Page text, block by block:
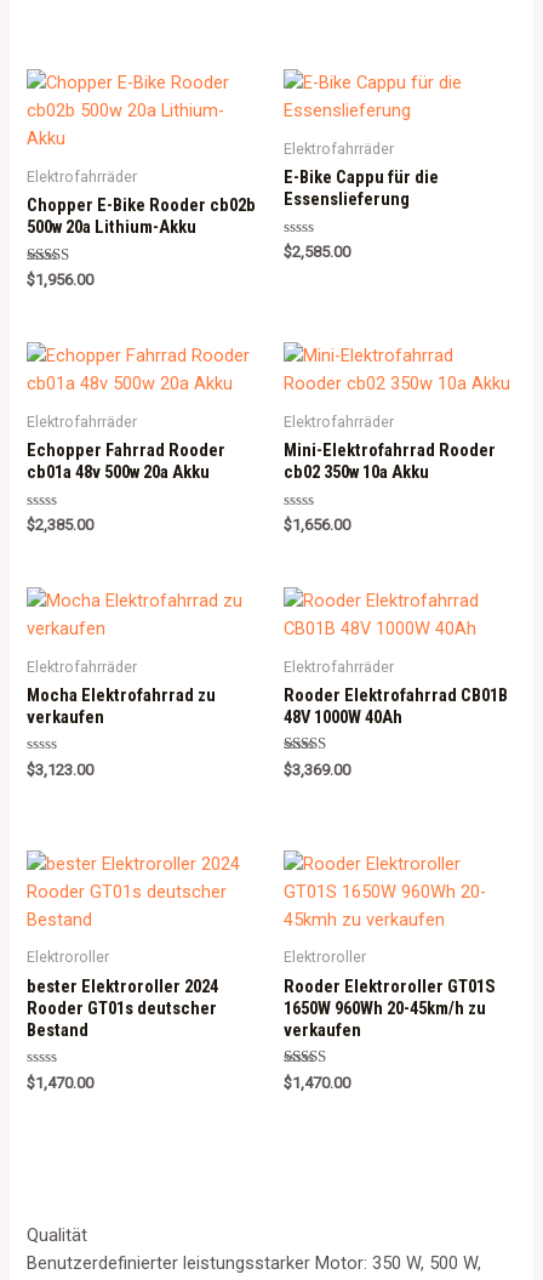
Elektrofahrräder
Chopper E-Bike Rooder cb02b
500w 20a Lithium-Akku
Rated
5.00
$1,956.00
Elektrofahrräder
E-Bike Cappu für die
Essenslieferung
Rated
0
$2,585.00
Elektrofahrräder
Echopper Fahrrad Rooder
cb01a 48v 500w 20a Akku
Rated
0
$2,385.00
Elektrofahrräder
Mini-Elektrofahrrad Rooder
cb02 350w 10a Akku
Rated
0
$1,656.00
Elektrofahrräder
Mocha Elektrofahrrad zu
verkaufen
Rated
0
$3,123.00
Elektrofahrräder
Rooder Elektrofahrrad CB01B
48V 1000W 40Ah
Rated
5.00
$3,369.00
Elektroroller
bester Elektroroller 2024
Rooder GT01s deutscher
Bestand
Rated
0
$1,470.00
Elektroroller
Rooder Elektroroller GT01S
1650W 960Wh 20-45km/h zu
verkaufen
Rated
5.00
$1,470.00
Qualität
Benutzerdefinierter leistungsstarker Motor: 350 W, 500 W,